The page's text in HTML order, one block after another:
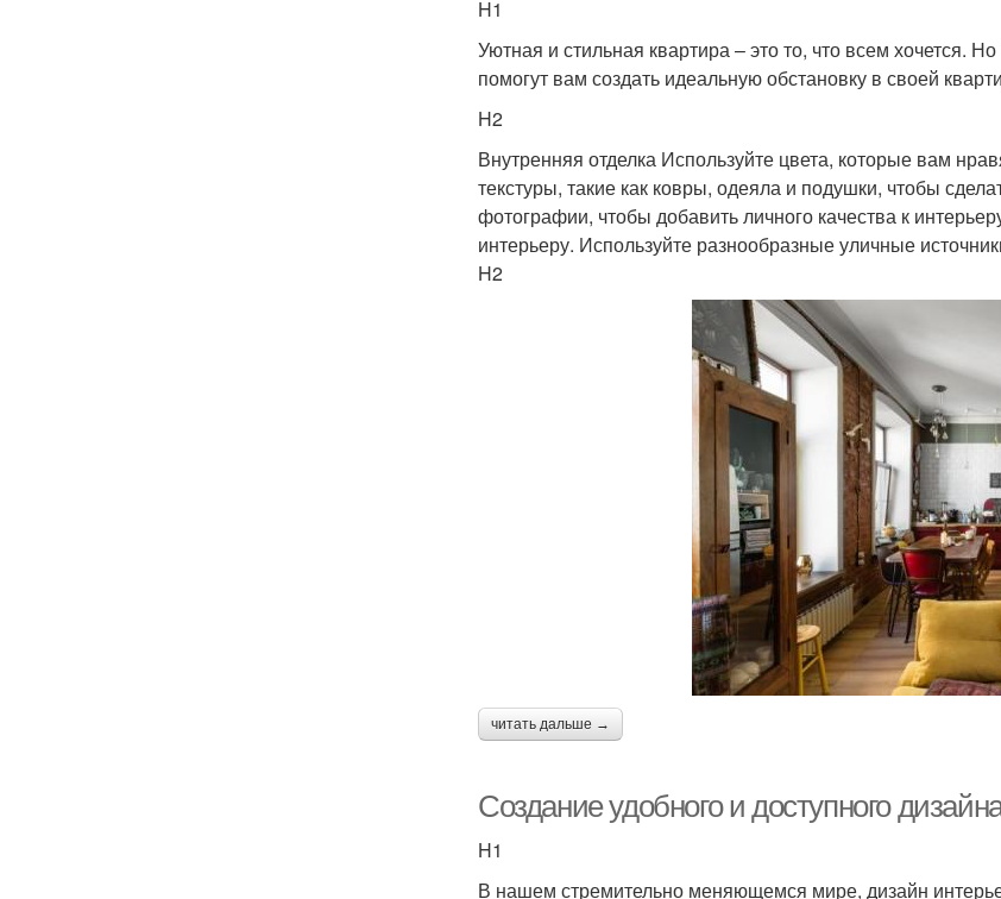
H1
Уютная и стильная квартира – это то, что всем хочется.
помогут вам создать идеальную обстановку в своей
H2
Внутренняя отделка Используйте цвета, которые вам
текстуры, такие как ковры, одеяла и подушки, чтобы
фотографии, чтобы добавить личного качества к
интерьеру. Используйте разнообразные уличные
H2
читать дальше →
Создание удобного и доступного
H1
В нашем стремительно меняющемся мире, дизайн